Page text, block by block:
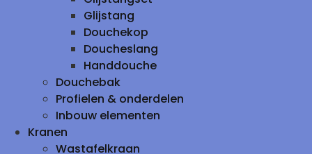
Glijstang
Douchekop
Doucheslang
Handdouche
Douchebak
Profielen & onderdelen
Inbouw elementen
Kranen
Wastafelkraan